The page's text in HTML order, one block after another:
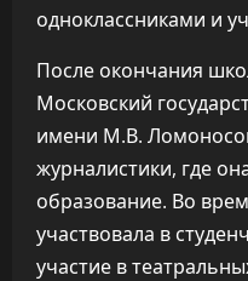
одноклассниками и
После окончания
Московский
имени М.В.
журналистики, где
образование. Во
участвовала в
участие в